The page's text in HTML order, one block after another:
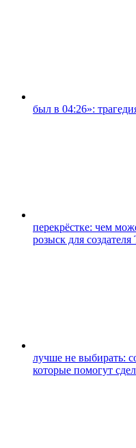
был в 04:26»:
перекрёстке: чем
розыск для создателя
лучше не выбирать:
которые помогут